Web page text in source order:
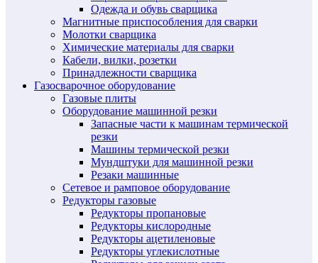
Одежда и обувь сварщика
Магнитные приспособления для сварки
Молотки сварщика
Химические материалы для сварки
Кабели, вилки, розетки
Принадлежности сварщика
Газосварочное оборудование
Газовые плиты
Оборудование машинной резки
Запасные части к машинам термической
резки
Машины термической резки
Мундштуки для машинной резки
Резаки машинные
Сетевое и рамповое оборудование
Редукторы газовые
Редукторы пропановые
Редукторы кислородные
Редукторы ацетиленовые
Редукторы углекислотные